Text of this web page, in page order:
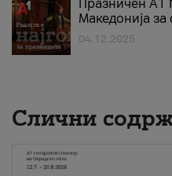
Празничен A1
Македонија
04.12.2025
Слични